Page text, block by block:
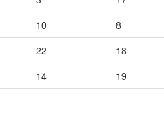
10
8
22
18
14
19